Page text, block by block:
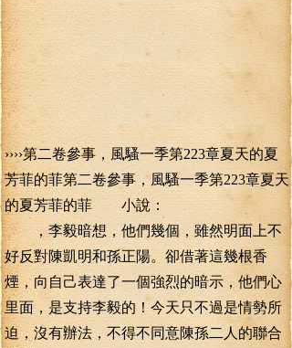
››››第二卷參事，風騷一季第223章夏天的夏
芳菲的菲第二卷參事，風騷一季第223章夏天
的夏芳菲的菲 小說：
，李毅暗想，他們幾個，雖然明面上不
好反對陳凱明和孫正陽。卻借著這幾根香
煙，向自己表達了一個強烈的暗示，他們心
里面，是支持李毅的！今天只不過是情勢所
迫，沒有辦法，不得不同意陳孫二人的聯合